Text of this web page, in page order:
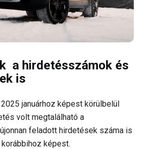
a hirdetésszámok és
is
januárhoz képest körülbelül
volt megtalálható a
feladott hirdetések száma is
képest.